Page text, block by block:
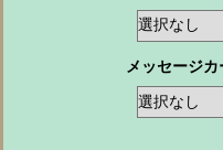
メッセージ